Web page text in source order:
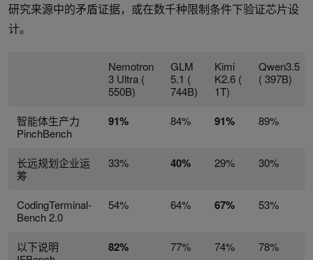
研究来源中的矛盾证据，或在数千种限制条件下验证芯片设
计。
Nemotron
3 Ultra (
550B)
GLM
5.1 (
744B)
Kimi
K2.6 (
1T)
Qwen3.5
( 397B)
智能体生产力
PinchBench
91% 84% 91% 89%
长远规划企业运
筹
33% 40% 29% 30%
CodingTerminal-
Bench 2.0
54% 64% 67% 53%
以下说明
82% 77% 74% 78%